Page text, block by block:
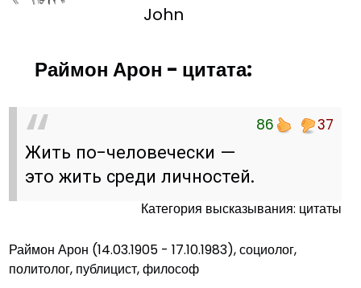
John
Раймон Арон - цитата:
86 37
Жить по-человечески —
это жить среди личностей.
Категория высказывания: цитаты
Раймон Арон (14.03.1905 - 17.10.1983), социолог,
политолог, публицист, философ